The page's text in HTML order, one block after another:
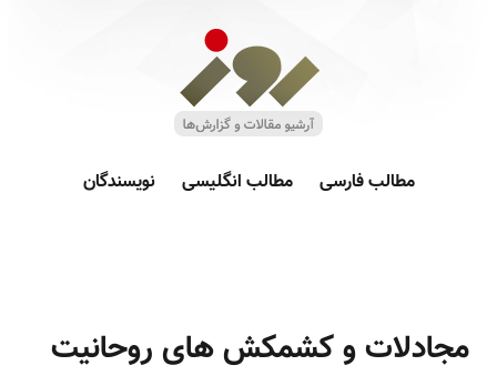
مطالب فارسی مطالب انگلیسی نویسندگان
مجادلات و کشمکش های روحانیت